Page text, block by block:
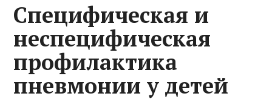
Специфическая и
неспецифическая
профилактика
пневмонии у детей